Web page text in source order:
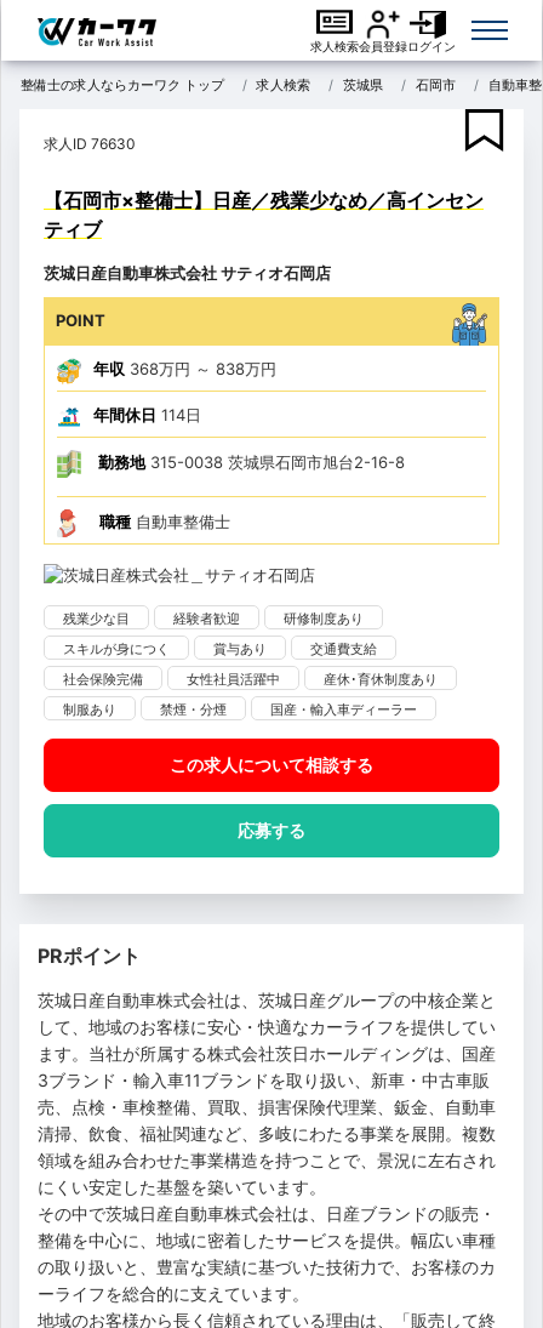
求人検索会員登録ログイン
整備士の求人ならカーワク トップ 求人検索 茨城県 石岡市 自動車
求人ID 76630
【石岡市×整備士】日産／残業少なめ／高インセン
ティブ
茨城日産自動車株式会社 サティオ石岡店
POINT
年収 368万円 ～ 838万円
年間休日 114日
勤務地315-0038 茨城県石岡市旭台2-16-8
職種 自動車整備士
残業少な目 経験者歓迎
研修制度あり
スキルが身につく
賞与あり
交通費支給
社会保険完備
女性社員活躍中
産休･育休制度あり
制服あり
禁煙・分煙 国産・輸入車ディーラー
この求人について相談する
応募する
PRポイント
茨城日産自動車株式会社は、茨城日産グループの中核企業と
して、地域のお客様に安心・快適なカーライフを提供してい
ます。当社が所属する株式会社茨日ホールディングは、国産
3ブランド・輸入車11ブランドを取り扱い、新車・中古車販
売、点検・車検整備、買取、損害保険代理業、鈑金、自動車
清掃、飲食、福祉関連など、多岐にわたる事業を展開。複数
領域を組み合わせた事業構造を持つことで、景況に左右され
にくい安定した基盤を築いています。
その中で茨城日産自動車株式会社は、日産ブランドの販売・
整備を中心に、地域に密着したサービスを提供。幅広い車種
の取り扱いと、豊富な実績に基づいた技術力で、お客様のカ
ーライフを総合的に支えています。
地域のお客様から長く信頼されている理由は、「販売して終